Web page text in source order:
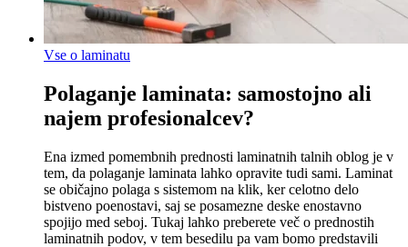
Vse o laminatu
Polaganje laminata: samostojno ali
najem profesionalcev?
Ena izmed pomembnih prednosti laminatnih talnih oblog je v
tem, da polaganje laminata lahko opravite tudi sami. Laminat
se običajno polaga s sistemom na klik, ker celotno delo
bistveno poenostavi, saj se posamezne deske enostavno
spojijo med seboj. Tukaj lahko preberete več o prednostih
laminatnih podov, v tem besedilu pa vam bomo predstavili